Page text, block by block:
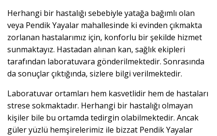
Herhangi bir hastalığı sebebiyle yatağa bağımlı olan
veya Pendik Yayalar mahallesinde ki evinden çıkmakta
zorlanan hastalarımız için, konforlu bir şekilde hizmet
sunmaktayız. Hastadan alınan kan, sağlık ekipleri
tarafından laboratuvara gönderilmektedir. Sonrasında
da sonuçlar çıktığında, sizlere bilgi verilmektedir.
Laboratuvar ortamları hem kasvetlidir hem de hastaları
strese sokmaktadır. Herhangi bir hastalığı olmayan
kişiler bile bu ortamda tedirgin olabilmektedir. Ancak
güler yüzlü hemşirelerimiz ile bizzat Pendik Yayalar